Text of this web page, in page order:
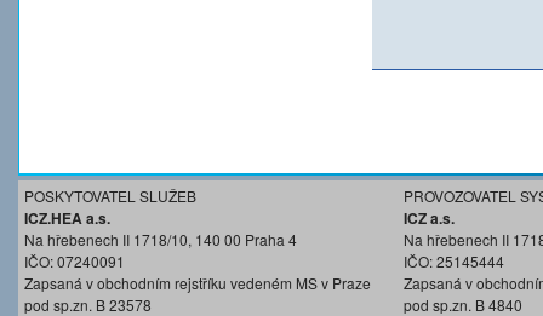
POSKYTOVATEL SLUŽEB
ICZ.HEA a.s.
Na hřebenech II 1718/10, 140 00 Praha 4
IČO: 07240091
Zapsaná v obchodním rejstříku vedeném MS v Praze
pod sp.zn. B 23578
PROVOZOVATEL
ICZ a.s.
Na hřebenech II
IČO: 25145444
Zapsaná v
pod sp.zn. B 4840